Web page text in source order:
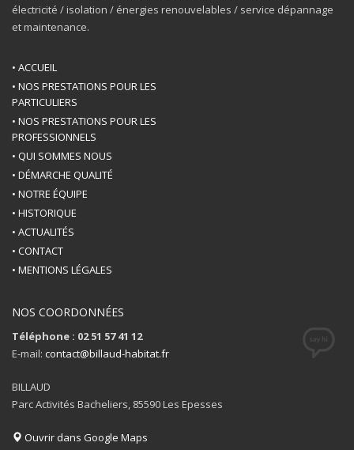
électricité / isolation / énergies renouvelables / service dépannage
et maintenance.
• ACCUEIL
• NOS PRESTATIONS POUR LES
PARTICULIERS
• NOS PRESTATIONS POUR LES
PROFESSIONNELS
• QUI SOMMES NOUS
• DÉMARCHE QUALITÉ
• NOTRE ÉQUIPE
• HISTORIQUE
• ACTUALITÉS
• CONTACT
• MENTIONS LÉGALES
NOS COORDONNÉES
Téléphone : 02 51 57 41 12
E-mail: contact@billaud-habitat.fr
BILLAUD
Parc Activités Bacheliers, 85590 Les Epesses
Ouvrir dans Google Maps